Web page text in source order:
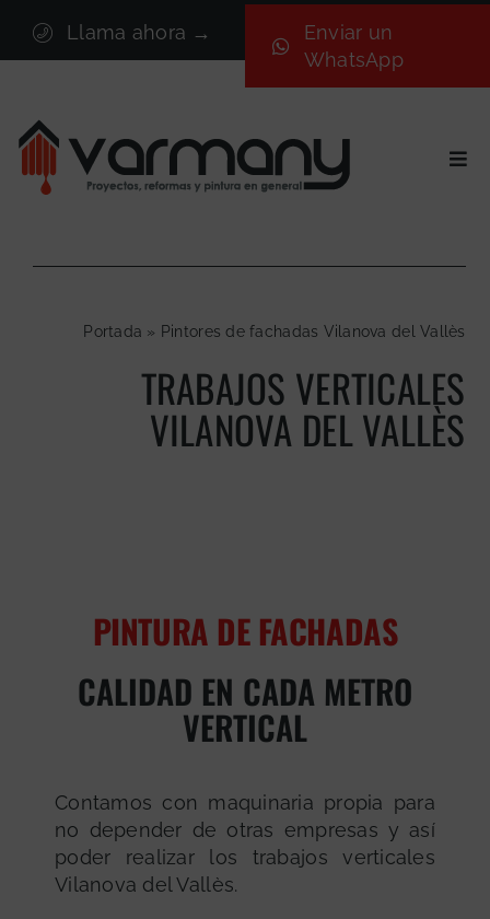
contenido
Llama ahora →
Enviar un
WhatsApp
Sectores
Proyectos
Portada » Pintores de fachadas Vilanova del Vallès
TRABAJOS VERTICALES
VILANOVA DEL VALLÈS
PINTURA DE FACHADAS
CALIDAD EN CADA METRO
VERTICAL
Contamos con maquinaria propia para
no depender de otras empresas y así
poder realizar los trabajos verticales
Vilanova del Vallès.